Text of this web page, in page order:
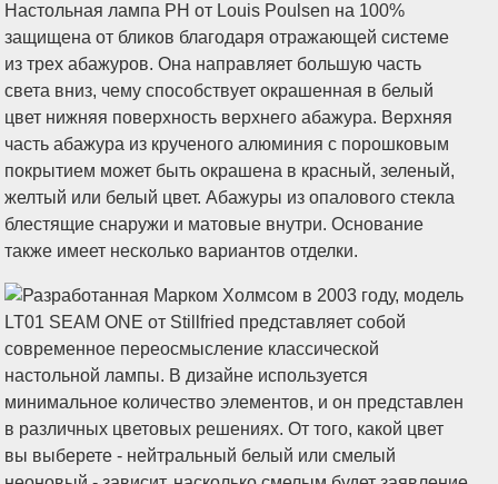
Настольная лампа PH от Louis Poulsen на 100%
защищена от бликов благодаря отражающей системе
из трех абажуров. Она направляет большую часть
света вниз, чему способствует окрашенная в белый
цвет нижняя поверхность верхнего абажура. Верхняя
часть абажура из крученого алюминия с порошковым
покрытием может быть окрашена в красный, зеленый,
желтый или белый цвет. Абажуры из опалового стекла
блестящие снаружи и матовые внутри. Основание
также имеет несколько вариантов отделки.